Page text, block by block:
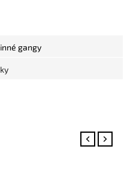
gangy
Previous
Next